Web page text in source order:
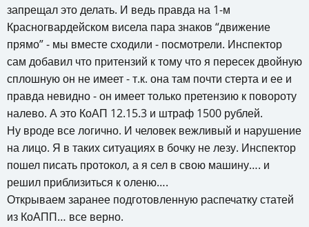
запрещал это делать. И ведь правда на 1-м
Красногвардейском висела пара знаков “движение
прямо” - мы вместе сходили - посмотрели. Инспектор
сам добавил что притензий к тому что я пересек двойную
сплошную он не имеет - т.к. она там почти стерта и ее и
правда невидно - он имеет только претензию к повороту
налево. А это КоАП 12.15.3 и штраф 1500 рублей.
Ну вроде все логично. И человек вежливый и нарушение
на лицо. Я в таких ситуациях в бочку не лезу. Инспектор
пошел писать протокол, а я сел в свою машину…. и
решил приблизиться к оленю….
Открываем заранее подготовленную распечатку статей
из КоАПП… все верно.